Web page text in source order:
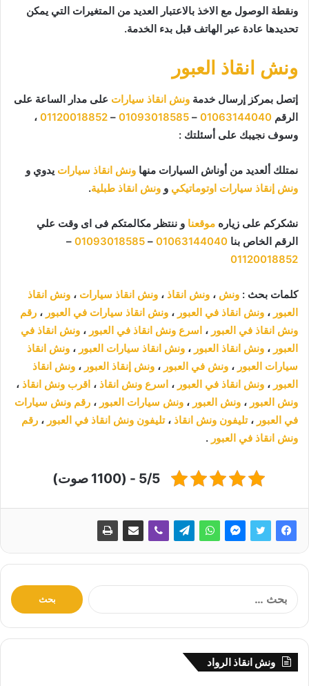
ونقطة الوصول مع الاخذ بالاعتبار العديد من المتغيرات التي يمكن
تحديدها عادة عبر الهاتف قبل بدء الخدمة.
ونش انقاذ العبور
إتصل بمركز إرسال خدمة ونش انقاذ سيارات على مدار الساعة على
الرقم 01063144040
–
01093018585
–
01120018852 ،
وسوف نجيبك على أسئلتك :
نمتلك ألعديد من أوناش السيارات منها ونش انقاذ سيارات يدوي و
ونش إنقاذ سيارات اوتوماتيكي و ونش انقاذ طبلية.
نشكركم على زياره موقعنا و ننتظر مكالمتكم فى اى وقت علي
الرقم الخاص بنا 01063144040
–
01093018585
–
01120018852
كلمات بحث : ونش ، ونش انقاذ ، ونش انقاذ سيارات ، ونش انقاذ
العبور ، ونش انقاذ في العبور ، ونش انقاذ سيارات في العبور ، رقم
ونش انقاذ في العبور ، اسرع ونش انقاذ في العبور ، ونش انقاذ في
العبور ، ونش انقاذ العبور ، ونش انقاذ سيارات العبور ، ونش انقاذ
سيارات العبور ، ونش في العبور ، ونش إنقاذ العبور ، ونش انقاذ
العبور ، ونش انقاذ في العبور ، اسرع ونش انقاذ ، اقرب ونش انقاذ ،
ونش العبور ، ونش العبور ، ونش سيارات العبور ، رقم ونش سيارات
في العبور ،تليفون ونش انقاذ ،تليفون ونش انقاذ في العبور ، رقم
ونش انقاذ في العبور .
5/5 - (1100 صوت)
ونش انقاذ الرواد